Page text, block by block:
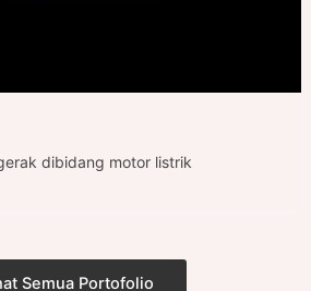
dibidang motor listrik
Semua Portofolio